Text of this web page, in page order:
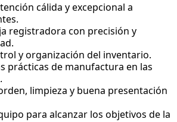
cálida y excepcional a
registradora con precisión y
y organización del inventario.
prácticas de manufactura en las
limpieza y buena presentación
para alcanzar los objetivos de la